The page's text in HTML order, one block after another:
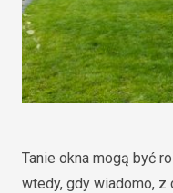
Tanie okna mogą być
wtedy, gdy wiadomo, z